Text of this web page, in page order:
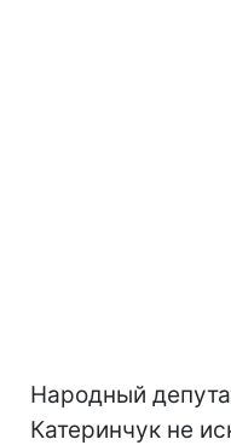
Народный
Катеринчук не